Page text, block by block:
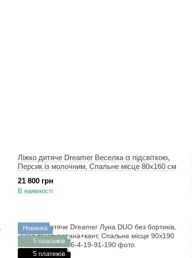
Ліжко дитяче Dreamer Веселка із підсвіткою,
Персик із молочним, Спальне місце 80х160 см
21 800 грн
В наявності
Новинка
5 платежів
5 платежів